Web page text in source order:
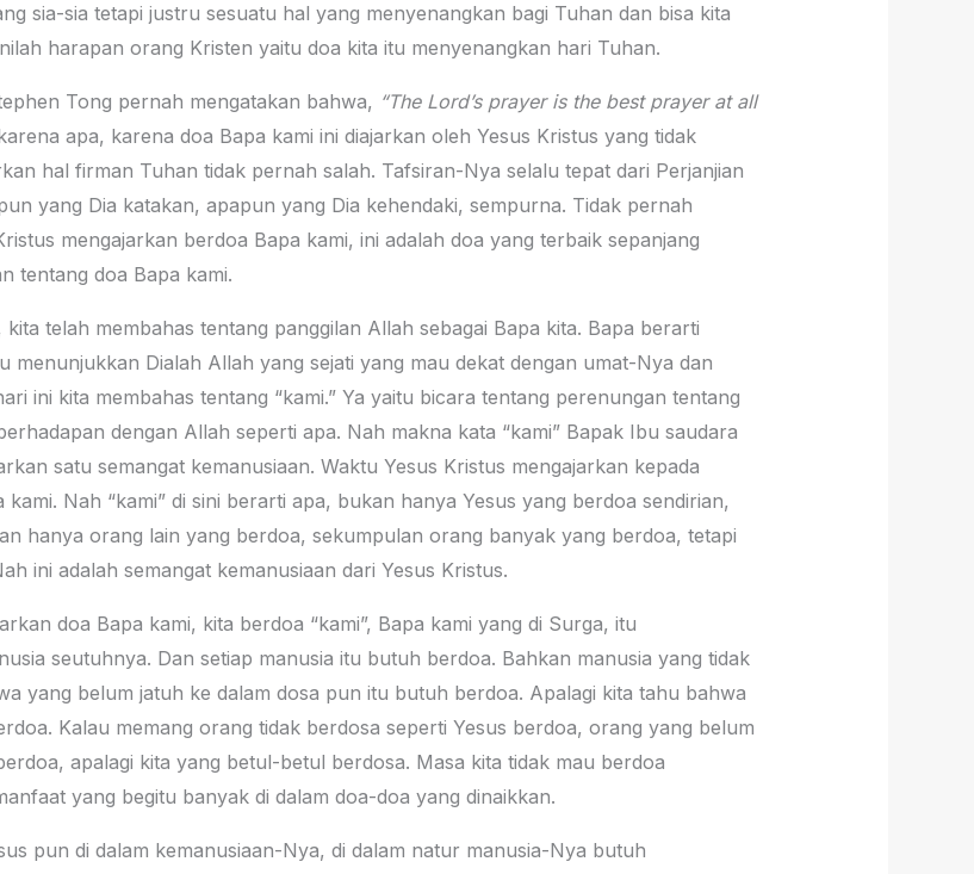
sia-sia tetapi justru sesuatu hal yang menyenangkan bagi Tuhan dan bisa kita
harapan orang Kristen yaitu doa kita itu menyenangkan hari Tuhan.
Tong pernah mengatakan bahwa, “The Lord’s prayer is the best prayer at all
apa, karena doa Bapa kami ini diajarkan oleh Yesus Kristus yang tidak
hal firman Tuhan tidak pernah salah. Tafsiran-Nya selalu tepat dari Perjanjian
yang Dia katakan, apapun yang Dia kehendaki, sempurna. Tidak pernah
mengajarkan berdoa Bapa kami, ini adalah doa yang terbaik sepanjang
tentang doa Bapa kami.
telah membahas tentang panggilan Allah sebagai Bapa kita. Bapa berarti
menunjukkan Dialah Allah yang sejati yang mau dekat dengan umat-Nya dan
ini kita membahas tentang “kami.” Ya yaitu bicara tentang perenungan tentang
dengan Allah seperti apa. Nah makna kata “kami” Bapak Ibu saudara
satu semangat kemanusiaan. Waktu Yesus Kristus mengajarkan kepada
Nah “kami” di sini berarti apa, bukan hanya Yesus yang berdoa sendirian,
hanya orang lain yang berdoa, sekumpulan orang banyak yang berdoa, tetapi
ini adalah semangat kemanusiaan dari Yesus Kristus.
doa Bapa kami, kita berdoa “kami”, Bapa kami yang di Surga, itu
seutuhnya. Dan setiap manusia itu butuh berdoa. Bahkan manusia yang tidak
yang belum jatuh ke dalam dosa pun itu butuh berdoa. Apalagi kita tahu bahwa
Kalau memang orang tidak berdosa seperti Yesus berdoa, orang yang belum
apalagi kita yang betul-betul berdosa. Masa kita tidak mau berdoa
yang begitu banyak di dalam doa-doa yang dinaikkan.
pun di dalam kemanusiaan-Nya, di dalam natur manusia-Nya butuh